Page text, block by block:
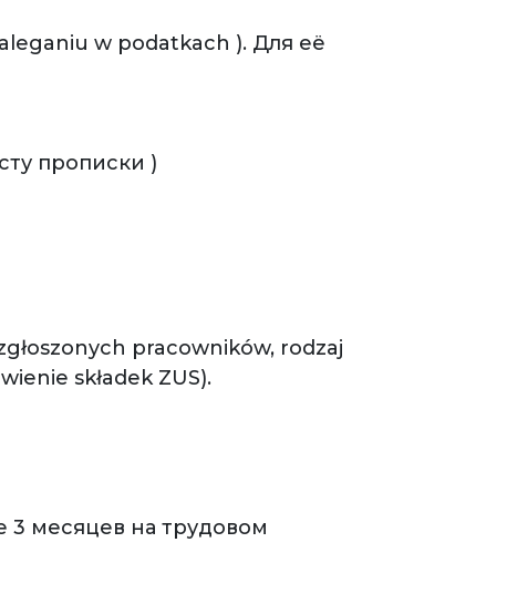
w podatkach ). Для её
прописки )
pracowników, rodzaj
składek ZUS).
3 месяцев на трудовом